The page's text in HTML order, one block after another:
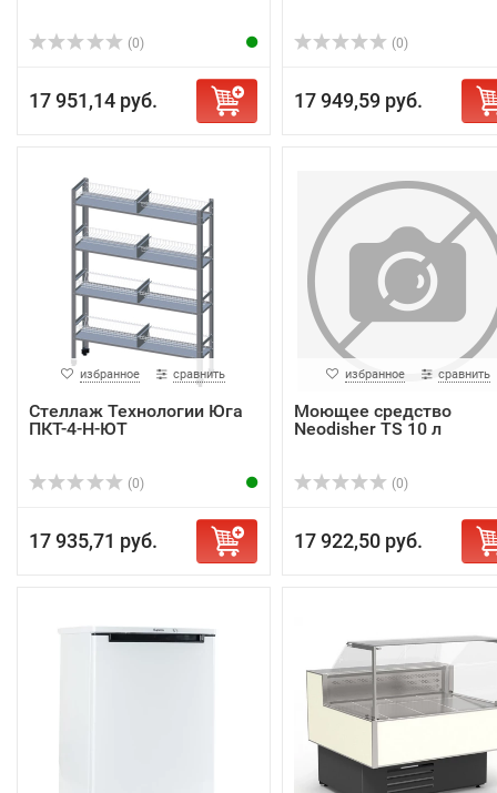
(0)
17 951,14 руб.
(0)
17 949,59 руб.
избранное сравнить
Стеллаж Технологии Юга
ПКТ-4-Н-ЮТ
(0)
17 935,71 руб.
избранное сравнить
Моющее средство
Neodisher TS 10 л
(0)
17 922,50 руб.